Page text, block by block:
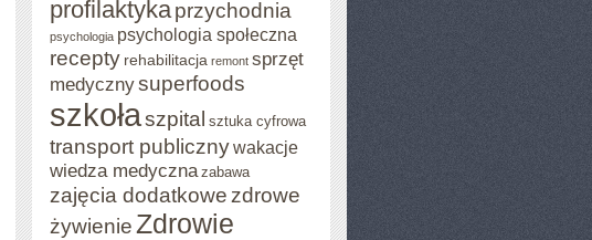
profilaktykaprzychodnia
psychologia psychologia społeczna
recepty rehabilitacja remont sprzęt
medycznysuperfoods
szkołaszpital sztuka cyfrowa
transport publicznywakacje
wiedza medyczna zabawa
zajęcia dodatkowe zdrowe
żywienieZdrowie